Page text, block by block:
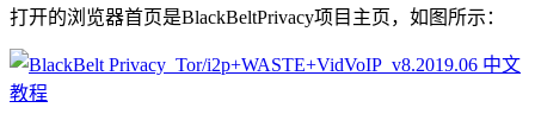
打开的浏览器首页是BlackBeltPrivacy项目主页，如图所示：